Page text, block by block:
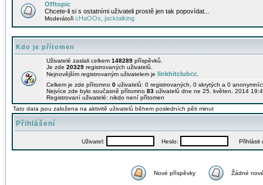
Offtopic
Chcete-li si s ostatními uživateli prostě jen tak popovídat...
Moderátoři cHaOOs jacktalking
Kdo je přítomen
Uživatelé zaslali celkem 148289 příspěvků.
Je zde 20329 registrovaných uživatelů.
Nejnovějším registrovaným uživatelem je linkhitclubcc
Celkem je zde přítomno 0 uživatelů: 0 registrovaných, 0 skrytých a 0
Nejvíce zde bylo současně přítomno 83 uživatelů dne ne 25. květen, 2014
Registrovaní uživatelé: nikdo není přítomen
Tato data jsou založena na aktivitě uživatelů během posledních pěti minut
Přihlášení
Uživatel: Heslo: Přihlásit
Nové příspěvky Žádné